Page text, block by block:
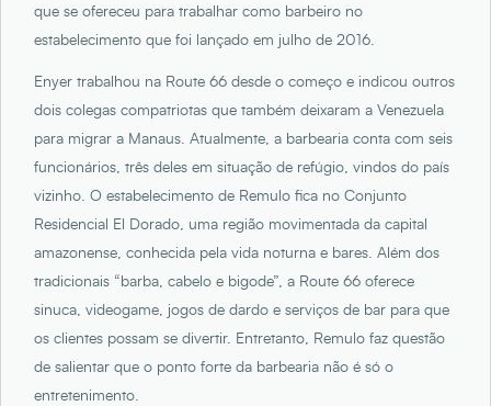
que se ofereceu para trabalhar como barbeiro no
estabelecimento que foi lançado em julho de 2016.
Enyer trabalhou na Route 66 desde o começo e indicou outros
dois colegas compatriotas que também deixaram a Venezuela
para migrar a Manaus. Atualmente, a barbearia conta com seis
funcionários, três deles em situação de refúgio, vindos do país
vizinho. O estabelecimento de Remulo fica no Conjunto
Residencial El Dorado, uma região movimentada da capital
amazonense, conhecida pela vida noturna e bares. Além dos
tradicionais “barba, cabelo e bigode”, a Route 66 oferece
sinuca, videogame, jogos de dardo e serviços de bar para que
os clientes possam se divertir. Entretanto, Remulo faz questão
de salientar que o ponto forte da barbearia não é só o
entretenimento.